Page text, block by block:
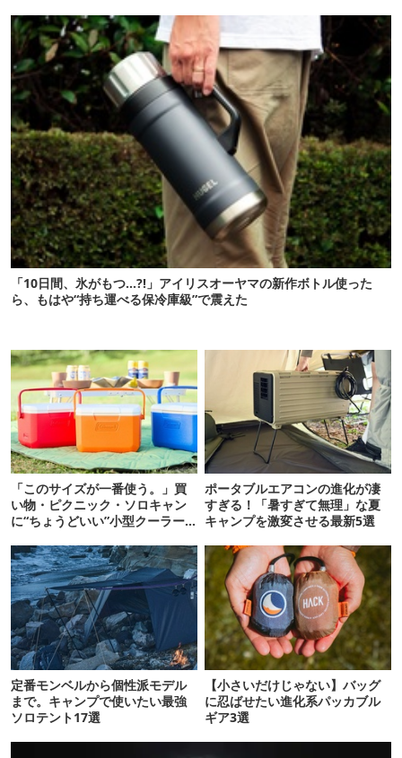
「10日間、氷がもつ…?!」アイリスオーヤマの新作ボトル使った
ら、もはや“持ち運べる保冷庫級”で震えた
「このサイズが一番使う。」買
い物・ピクニック・ソロキャン
に“ちょうどいい”小型クーラー
ポータブルエアコンの進化が凄
すぎる！「暑すぎて無理」な夏
キャンプを激変させる最新5選
定番モンベルから個性派モデル
まで。キャンプで使いたい最強
ソロテント17選
【小さいだけじゃない】バッグ
に忍ばせたい進化系パッカブル
ギア3選